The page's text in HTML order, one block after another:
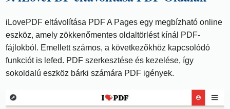
iLovePDF eltávolítása PDF A Pages egy megbízható online
eszköz, amely zökkenőmentes oldaltörlést kínál PDF-
fájlokból. Emellett számos, a következőkhöz kapcsolódó
funkciót is lefed. PDF szerkesztése és kezelése, így
sokoldalú eszköz bárki számára PDF igények.